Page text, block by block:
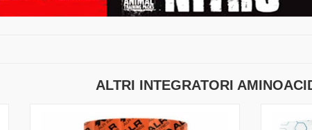
ALTRI INTEGRATORI